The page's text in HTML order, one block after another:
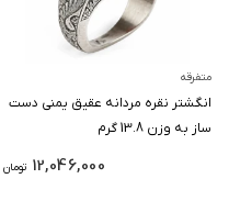
متفرقه
انگشتر نقره مردانه عقیق یمنی دست
ساز به وزن 13.8 گرم
تومان 12,046,000